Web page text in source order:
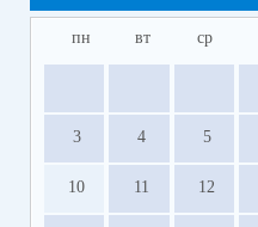
пн вт ср
3 4 5
10 11 12